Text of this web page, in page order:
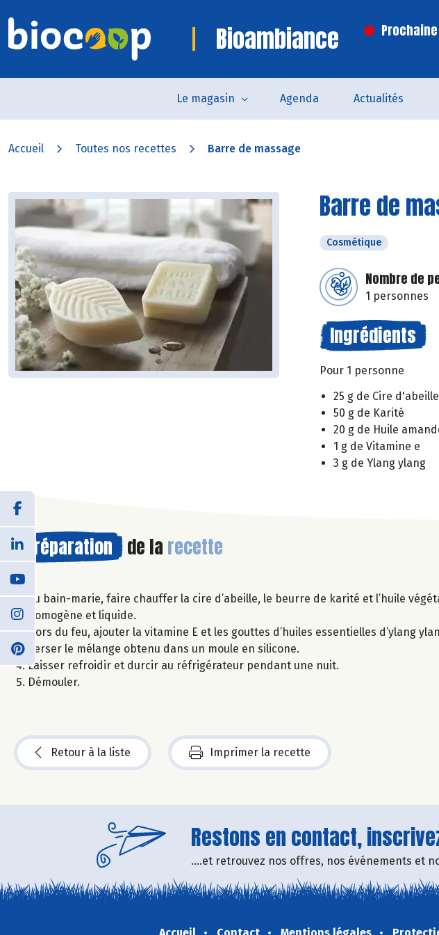
Bioambiance
Le magasin Agenda Actualités
Accueil Toutes nos recettes Barre de massage
Barre de
Cosmétique
Nombre de
1 personnes
Ingrédients
Pour 1 personne
25 g de Cire d'abeille
50 g de Karité
20 g de Huile
1 g de Vitamine e
3 g de Ylang ylang
Préparation de la recette
Au bain-marie, faire chauffer la cire d’abeille, le beurre de karité et l’huile
homogène et liquide.
Hors du feu, ajouter la vitamine E et les gouttes d’huiles essentielles d’ylang
Verser le mélange obtenu dans un moule en silicone.
Laisser refroidir et durcir au réfrigérateur pendant une nuit.
Démouler.
Retour à la liste Imprimer la recette
Restons en contact,
....et retrouvez nos offres, nos événements et